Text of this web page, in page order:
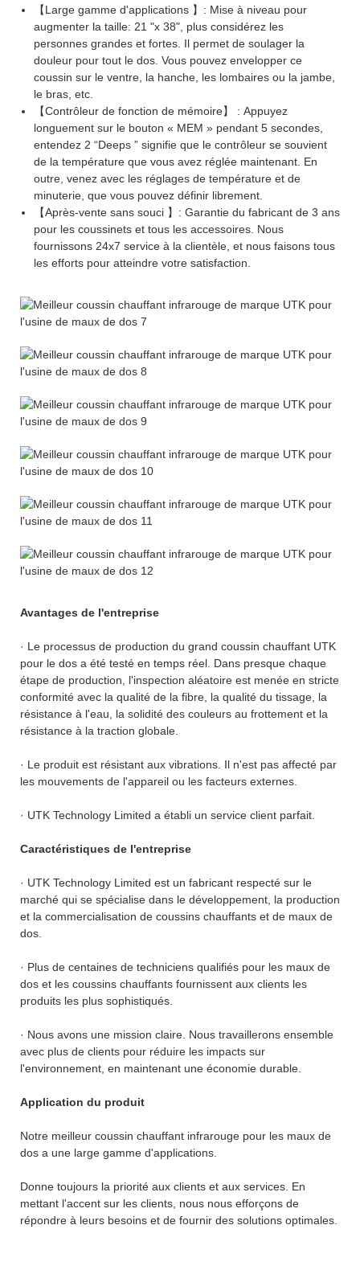
【Large gamme d'applications 】: Mise à niveau pour
augmenter la taille: 21 "x 38", plus considérez les
personnes grandes et fortes. Il permet de soulager la
douleur pour tout le dos. Vous pouvez envelopper ce
coussin sur le ventre, la hanche, les lombaires ou la jambe,
le bras, etc.
【Contrôleur de fonction de mémoire】 : Appuyez
longuement sur le bouton « MEM » pendant 5 secondes,
entendez 2 “Deeps ” signifie que le contrôleur se souvient
de la température que vous avez réglée maintenant. En
outre, venez avec les réglages de température et de
minuterie, que vous pouvez définir librement.
【Après-vente sans souci 】: Garantie du fabricant de 3 ans
pour les coussinets et tous les accessoires. Nous
fournissons 24x7 service à la clientèle, et nous faisons tous
les efforts pour atteindre votre satisfaction.
Avantages de l'entreprise
· Le processus de production du grand coussin chauffant UTK
pour le dos a été testé en temps réel. Dans presque chaque
étape de production, l'inspection aléatoire est menée en stricte
conformité avec la qualité de la fibre, la qualité du tissage, la
résistance à l'eau, la solidité des couleurs au frottement et la
résistance à la traction globale.
· Le produit est résistant aux vibrations. Il n'est pas affecté par
les mouvements de l'appareil ou les facteurs externes.
· UTK Technology Limited a établi un service client parfait.
Caractéristiques de l'entreprise
· UTK Technology Limited est un fabricant respecté sur le
marché qui se spécialise dans le développement, la production
et la commercialisation de coussins chauffants et de maux de
dos.
· Plus de centaines de techniciens qualifiés pour les maux de
dos et les coussins chauffants fournissent aux clients les
produits les plus sophistiqués.
· Nous avons une mission claire. Nous travaillerons ensemble
avec plus de clients pour réduire les impacts sur
l'environnement, en maintenant une économie durable.
Application du produit
Notre meilleur coussin chauffant infrarouge pour les maux de
dos a une large gamme d'applications.
Donne toujours la priorité aux clients et aux services. En
mettant l'accent sur les clients, nous nous efforçons de
répondre à leurs besoins et de fournir des solutions optimales.